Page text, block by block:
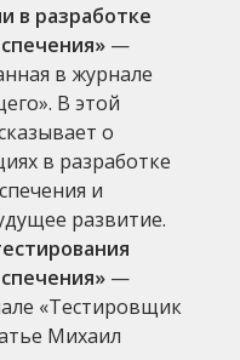
в разработке
—
в журнале
В этой
о
в разработке
и
развитие.
—
«Тестировщик
Михаил